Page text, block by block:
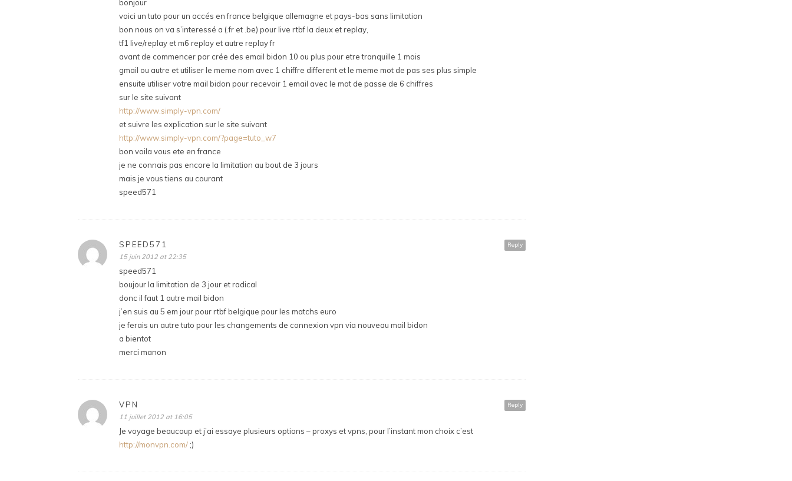
bonjour
voici un tuto pour un accés en france belgique allemagne et pays-bas sans limitation
bon nous on va s’interessé a (.fr et .be) pour live rtbf la deux et replay,
tf1 live/replay et m6 replay et autre replay fr
avant de commencer par crée des email bidon 10 ou plus pour etre tranquille 1 mois
gmail ou autre et utiliser le meme nom avec 1 chiffre different et le meme mot de pas ses plus simple
ensuite utiliser votre mail bidon pour recevoir 1 email avec le mot de passe de 6 chiffres
sur le site suivant
http://www.simply-vpn.com/
et suivre les explication sur le site suivant
http://www.simply-vpn.com/?page=tuto_w7
bon voila vous ete en france
je ne connais pas encore la limitation au bout de 3 jours
mais je vous tiens au courant
speed571
Reply
SPEED571
15 juin 2012 at 22:35
speed571
boujour la limitation de 3 jour et radical
donc il faut 1 autre mail bidon
j’en suis au 5 em jour pour rtbf belgique pour les matchs euro
je ferais un autre tuto pour les changements de connexion vpn via nouveau mail bidon
a bientot
merci manon
Reply
VPN
11 juillet 2012 at 16:05
Je voyage beaucoup et j’ai essaye plusieurs options – proxys et vpns, pour l’instant mon choix c’est
http://monvpn.com/ ;)